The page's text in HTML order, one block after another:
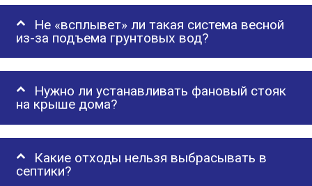
Не «всплывет» ли такая система весной
из-за подъема грунтовых вод?
Нужно ли устанавливать фановый стояк
на крыше дома?
Какие отходы нельзя выбрасывать в
септики?